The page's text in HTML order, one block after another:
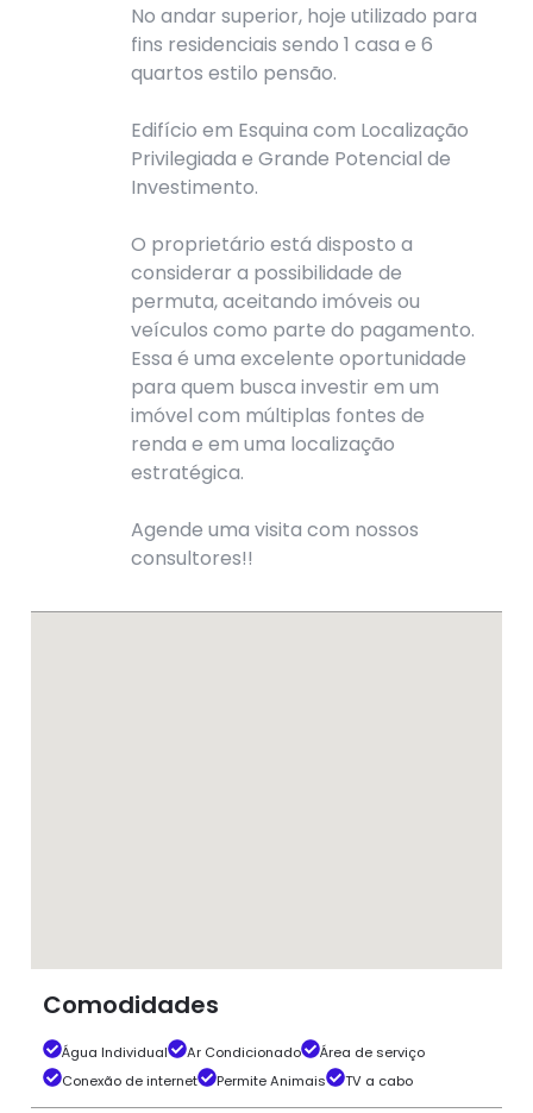
No andar superior, hoje utilizado para
fins residenciais sendo 1 casa e 6
quartos estilo pensão.
Edifício em Esquina com Localização
Privilegiada e Grande Potencial de
Investimento.
O proprietário está disposto a
considerar a possibilidade de
permuta, aceitando imóveis ou
veículos como parte do pagamento.
Essa é uma excelente oportunidade
para quem busca investir em um
imóvel com múltiplas fontes de
renda e em uma localização
estratégica.
Agende uma visita com nossos
consultores!!
Comodidades
Água Individual Ar Condicionado
Área de serviço
Conexão de internet
Permite Animais TV a cabo